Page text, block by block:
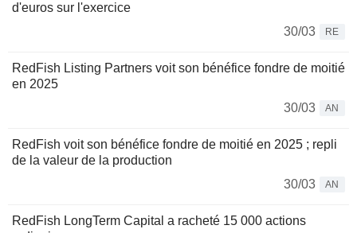
d'euros sur l'exercice
30/03
RE
RedFish Listing Partners voit son bénéfice fondre de moitié
en 2025
30/03
AN
RedFish voit son bénéfice fondre de moitié en 2025 ; repli
de la valeur de la production
30/03
AN
RedFish LongTerm Capital a racheté 15 000 actions